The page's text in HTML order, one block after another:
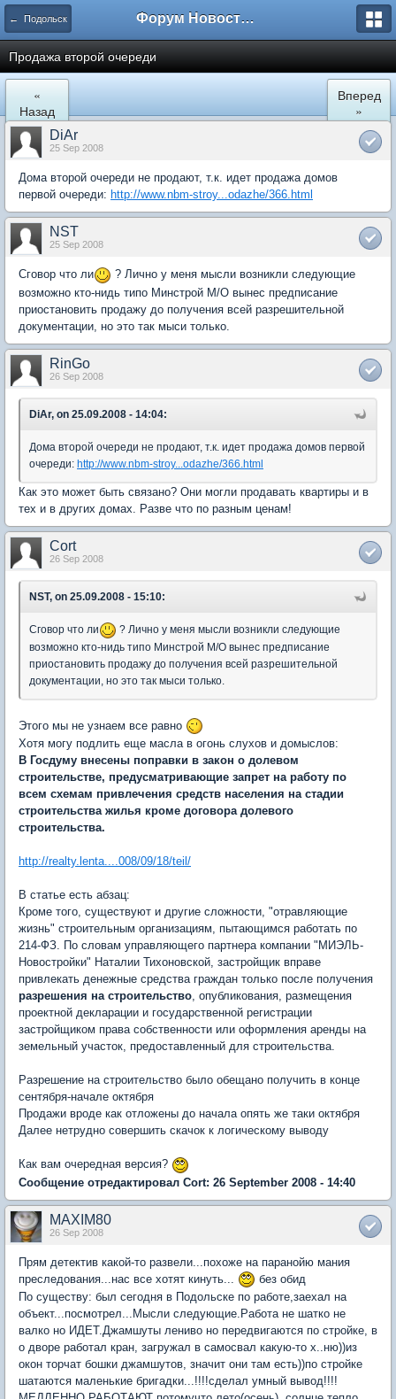
← Подольск Форум Новостройки
Продажа второй очереди
«
Назад
Вперед
»
DiAr
25 Sep 2008
Дома второй очереди не продают, т.к. идет продажа домов
первой очереди: http://www.nbm-stroy...odazhe/366.html
NST
25 Sep 2008
Сговор что ли
? Лично у меня мысли возникли следующие
возможно кто-нидь типо Минстрой М/О вынес предписание
приостановить продажу до получения всей разрешительной
документации, но это так мыси только.
RinGo
26 Sep 2008
DiAr, on 25.09.2008 - 14:04:
Дома второй очереди не продают, т.к. идет продажа домов первой
очереди: http://www.nbm-stroy...odazhe/366.html
Как это может быть связано? Они могли продавать квартиры и в
тех и в других домах. Разве что по разным ценам!
Cort
26 Sep 2008
NST, on 25.09.2008 - 15:10:
Сговор что ли
? Лично у меня мысли возникли следующие
возможно кто-нидь типо Минстрой М/О вынес предписание
приостановить продажу до получения всей разрешительной
документации, но это так мыси только.
Этого мы не узнаем все равно
Хотя могу подлить еще масла в огонь слухов и домыслов:
В Госдуму внесены поправки в закон о долевом
строительстве, предусматривающие запрет на работу по
всем схемам привлечения средств населения на стадии
строительства жилья кроме договора долевого
строительства.
http://realty.lenta....008/09/18/teil/
В статье есть абзац:
Кроме того, существуют и другие сложности, "отравляющие
жизнь" строительным организациям, пытающимся работать по
214-ФЗ. По словам управляющего партнера компании "МИЭЛЬ-
Новостройки" Наталии Тихоновской, застройщик вправе
привлекать денежные средства граждан только после получения
разрешения на строительство, опубликования, размещения
проектной декларации и государственной регистрации
застройщиком права собственности или оформления аренды на
земельный участок, предоставленный для строительства.
Разрешение на строительство было обещано получить в конце
сентября-начале октября
Продажи вроде как отложены до начала опять же таки октября
Далее нетрудно совершить скачок к логическому выводу
Как вам очередная версия?
Сообщение отредактировал Cort: 26 September 2008 - 14:40
MAXIM80
26 Sep 2008
Прям детектив какой-то развели...похоже на паранойю мания
преследования...нас все хотят кинуть...
без обид
По существу: был сегодня в Подольске по работе,заехал на
объект...посмотрел...Мысли следующие.Работа не шатко не
валко но ИДЕТ.Джамшуты лениво но передвигаются по стройке, в
о дворе работал кран, загружал в самосвал какую-то х..ню))из
окон торчат бошки джамшутов, значит они там есть))по стройке
шатаются маленькие бригадки...!!!!сделал умный вывод!!!!